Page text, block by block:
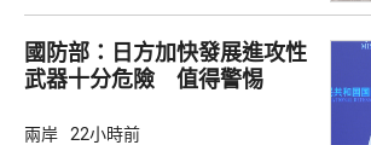
國防部：日方加快發展進攻性
武器十分危險 值得警惕
兩岸 22小時前